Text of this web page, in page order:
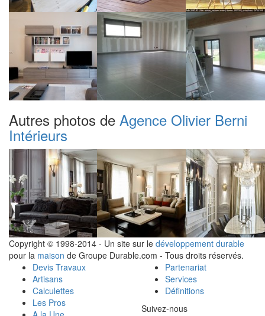
Autres photos de Agence Olivier Berni
Intérieurs
Copyright © 1998-2014 - Un site sur le développement durable
pour la maison de Groupe Durable.com - Tous droits réservés.
Devis Travaux
Artisans
Calculettes
Les Pros
Partenariat
Services
Définitions
Suivez-nous